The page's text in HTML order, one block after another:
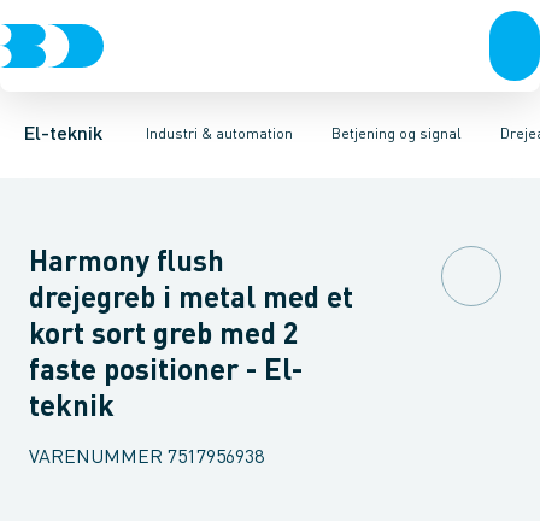
El-teknik Industri & automation
Afbrydere, stikkontakter & lampeudtagForgreningsmateriel
Betjening og signal
Industristiksystemer Frekvensomformere og softstartere
TrykknaphovedLystårn element, optiskTilslutningsmodul
Harmony flush
drejegreb i metal med et
kort sort greb med 2
faste positioner - El-
teknik
VARENUMMER 7517956938